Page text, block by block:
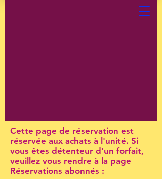
Cette page de réservation est
réservée aux achats à l'unité. Si
vous êtes détenteur d'un forfait,
veuillez vous rendre à la page
Réservations abonnés :